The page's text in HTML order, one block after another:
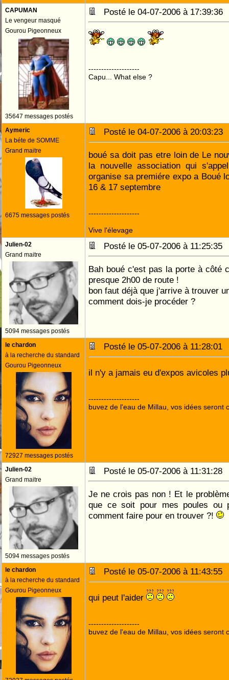
CAPUMAN
Le vengeur masqué
Gourou Pigeonneux
35647 messages postés
Posté le 04-07-2006 à
--------------------
Capu... What else ?
Aymeric
La béte de SOMME
Grand maitre
6675 messages postés
Posté le 04-07-2006 à
boué sa doit pas etre loin de Le
la nouvelle association qui
organise sa premiére expo a Boué
16 & 17 septembre
--------------------
Vive l'élevage
Julien-02
Grand maitre
5094 messages postés
Posté le 05-07-2006 à
Bah boué c'est pas la porte à côté
presque 2h00 de route !
bon faut déjà que j'arrive à trouver
comment dois-je procéder ?
le chardon
à la recherche du standard
Gourou Pigeonneux
72927 messages postés
Posté le 05-07-2006 à
il n'y a jamais eu d'expos avicoles
--------------------
buvez de l'eau de Millau, vos idées seront
Julien-02
Grand maitre
5094 messages postés
Posté le 05-07-2006 à
Je ne crois pas non ! Et le
que ce soit pour mes poules ou
comment faire pour en trouver ?!
le chardon
à la recherche du standard
Gourou Pigeonneux
Posté le 05-07-2006 à
qui peut l'aider
--------------------
buvez de l'eau de Millau, vos idées seront